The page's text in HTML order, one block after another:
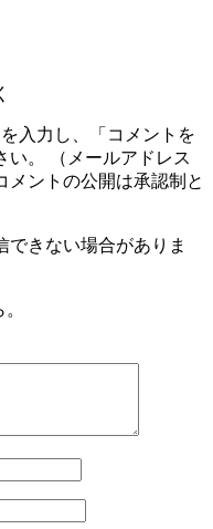
入力し、「コメントを
い。 （メールアドレス
メントの公開は承認制と
できない場合がありま